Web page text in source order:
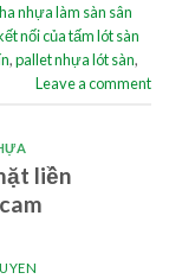
nhựa làm sàn sân
nối của tấm lót sàn
,pallet nhựa lót sàn,
Leave a comment
liền